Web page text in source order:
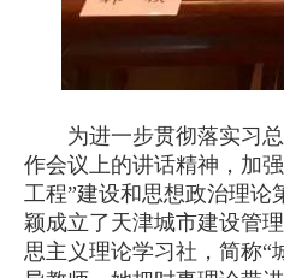
为进一步贯彻落实习总
作会议上的讲话精神，加
工程”建设和思想政治理论
颖成立了天津城市建设管
思主义理论学习社，简称“